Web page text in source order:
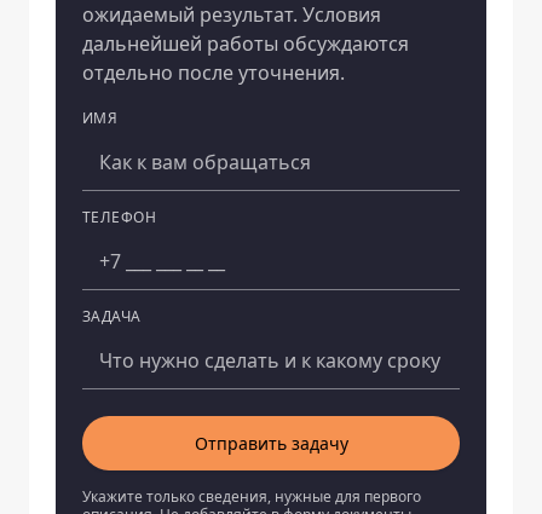
ожидаемый результат. Условия
дальнейшей работы обсуждаются
отдельно после уточнения.
ИМЯ
ТЕЛЕФОН
ЗАДАЧА
Компания
Отправить задачу
Укажите только сведения, нужные для первого